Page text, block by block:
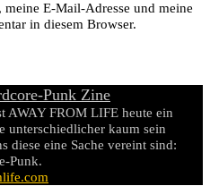
meine E-Mail-Adresse und meine
in diesem Browser.
AWAY FROM LIFE heute ein
unterschiedlicher kaum sein
diese eine Sache vereint sind:
Punk.